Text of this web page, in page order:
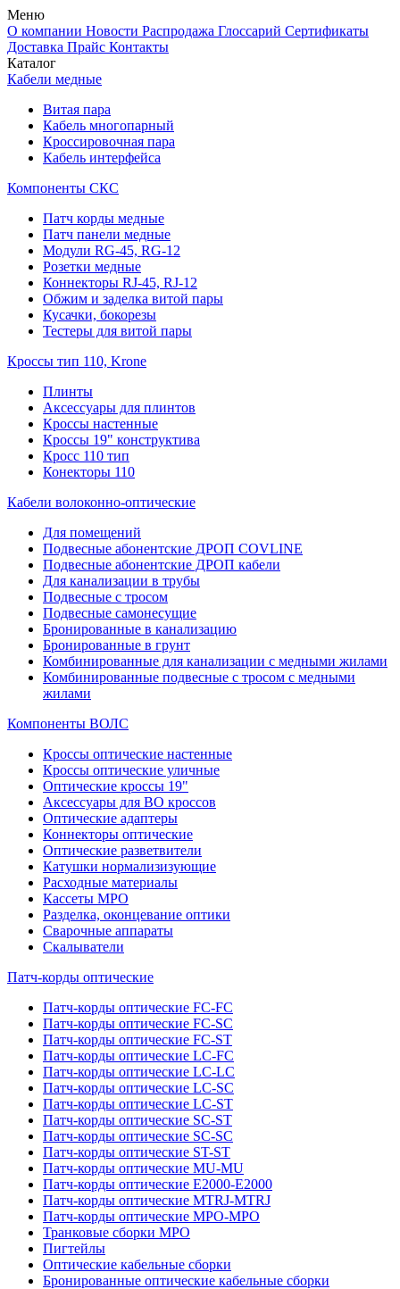
Меню
О компании Новости Распродажа Глоссарий Сертификаты
Доставка Прайс Контакты
Каталог
Кабели медные
Витая пара
Кабель многопарный
Кроссировочная пара
Кабель интерфейса
Компоненты СКС
Патч корды медные
Патч панели медные
Модули RG-45, RG-12
Розетки медные
Коннекторы RJ-45, RJ-12
Обжим и заделка витой пары
Кусачки, бокорезы
Тестеры для витой пары
Кроссы тип 110, Krone
Плинты
Аксессуары для плинтов
Кроссы настенные
Кроссы 19" конструктива
Кросс 110 тип
Конекторы 110
Кабели волоконно-оптические
Для помещений
Подвесные абонентские ДРОП COVLINE
Подвесные абонентские ДРОП кабели
Для канализации в трубы
Подвесные с тросом
Подвесные самонесущие
Бронированные в канализацию
Бронированные в грунт
Комбинированные для канализации с медными жилами
Комбинированные подвесные с тросом с медными
жилами
Компоненты ВОЛС
Кроссы оптические настенные
Кроссы оптические уличные
Оптические кроссы 19"
Аксессуары для ВО кроссов
Оптические адаптеры
Коннекторы оптические
Оптические разветвители
Катушки нормализизующие
Расходные материалы
Кассеты MPO
Разделка, оконцевание оптики
Сварочные аппараты
Скалыватели
Патч-корды оптические
Патч-корды оптические FC-FC
Патч-корды оптические FC-SC
Патч-корды оптические FC-ST
Патч-корды оптические LC-FC
Патч-корды оптические LC-LC
Патч-корды оптические LC-SC
Патч-корды оптические LC-ST
Патч-корды оптические SC-ST
Патч-корды оптические SC-SC
Патч-корды оптические ST-ST
Патч-корды оптические MU-MU
Патч-корды оптические E2000-E2000
Патч-корды оптические MTRJ-MTRJ
Патч-корды оптические MPO-MPO
Транковые сборки MPO
Пигтейлы
Оптические кабельные сборки
Бронированные оптические кабельные сборки